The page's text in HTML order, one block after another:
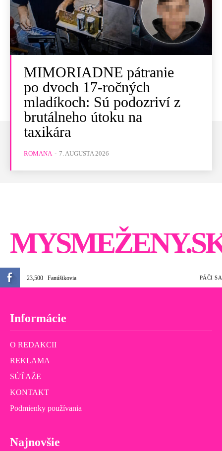
MIMORIADNE pátranie
po dvoch 17-ročných
mladíkoch: Sú podozriví z
brutálneho útoku na
taxikára
ROMANA - 7. AUGUSTA 2026
23,500 Fanúšikovia PÁČI SA
Informácie
O REDAKCII
REKLAMA
SÚŤAŽE
KONTAKT
Podmienky používania
Najnovšie